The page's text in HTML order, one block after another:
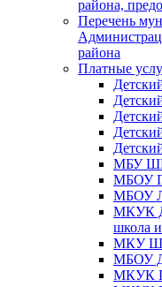
района,
Перечень
района
Платные
МБУ ШР
МБОУ
МБОУ
МКУК
школа
МКУ
МБОУ
МКУК